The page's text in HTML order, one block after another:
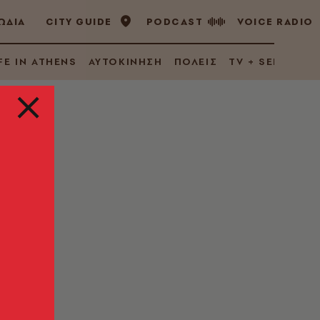
CITY GUIDE PODCAST VOICE RADIO
IN ATHENS ΑΥΤΟΚΙΝΗΣΗ ΠΟΛΕΙΣ TV + SERIES